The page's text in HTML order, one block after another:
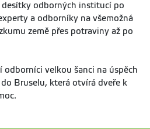
desítky odborných institucí po
a odborníky na všemožná
země přes potraviny až po
odborníci velkou šanci na úspěch
Bruselu, která otvírá dveře k